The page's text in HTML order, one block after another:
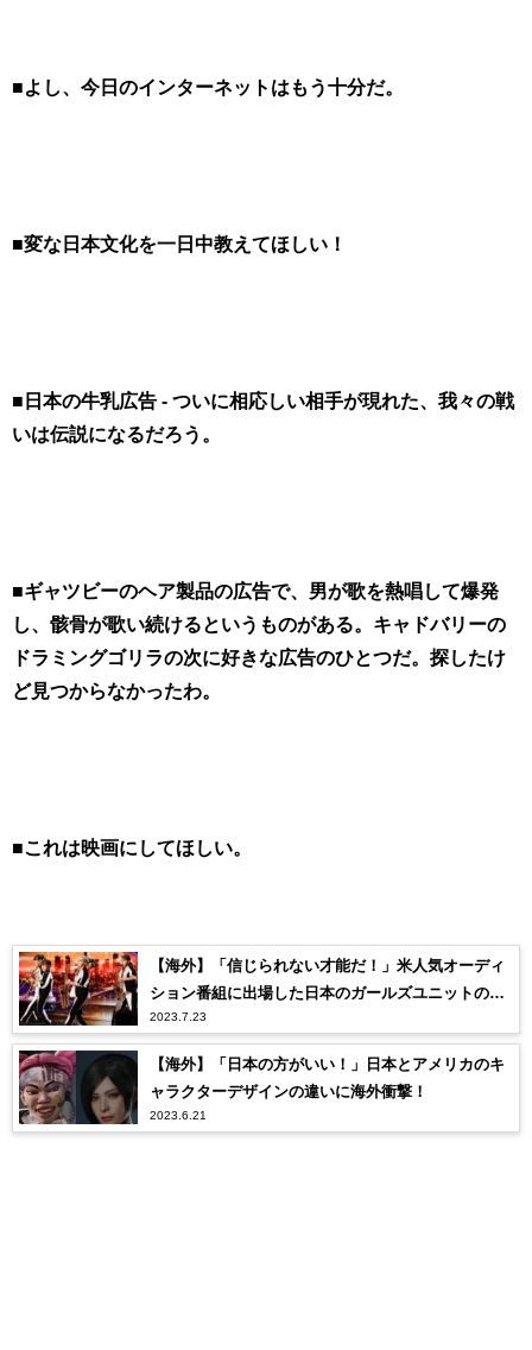
■よし、今日のインターネットはもう十分だ。
■変な日本文化を一日中教えてほしい！
■日本の牛乳広告 - ついに相応しい相手が現れた、我々の戦
いは伝説になるだろう。
■ギャツビーのヘア製品の広告で、男が歌を熱唱して爆発
し、骸骨が歌い続けるというものがある。キャドバリーの
ドラミングゴリラの次に好きな広告のひとつだ。探したけ
ど見つからなかったわ。
■これは映画にしてほしい。
【海外】「信じられない才能だ！」米人気オーディ
ション番組に出場した日本のガールズユニットの驚
異的なパフォーマンスに絶賛の嵐！
2023.7.23
【海外】「日本の方がいい！」日本とアメリカのキ
ャラクターデザインの違いに海外衝撃！
2023.6.21